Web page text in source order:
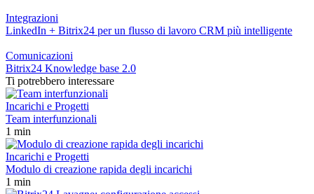
Integrazioni
LinkedIn + Bitrix24 per un flusso di lavoro CRM più intelligente
Comunicazioni
Bitrix24 Knowledge base 2.0
Ti potrebbero interessare
Incarichi e Progetti
Team interfunzionali
1 min
Incarichi e Progetti
Modulo di creazione rapida degli incarichi
1 min